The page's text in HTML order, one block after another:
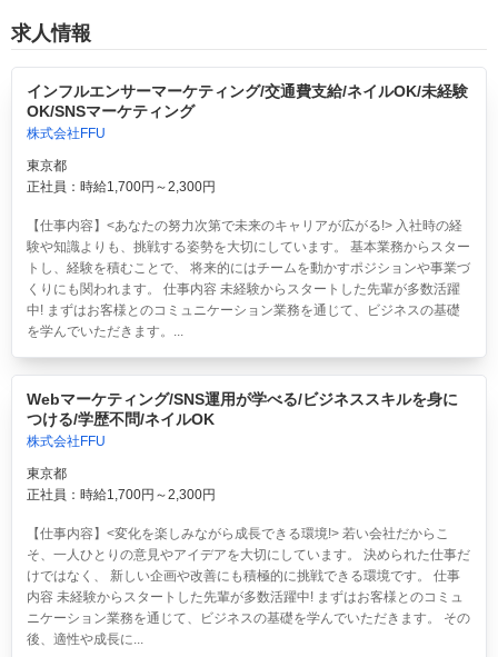
求人情報
インフルエンサーマーケティング/交通費支給/ネイルOK/未経験
OK/SNSマーケティング
株式会社FFU
東京都
正社員：時給1,700円～2,300円
【仕事内容】<あなたの努力次第で未来のキャリアが広がる!> 入社時の経
験や知識よりも、挑戦する姿勢を大切にしています。 基本業務からスター
トし、経験を積むことで、 将来的にはチームを動かすポジションや事業づ
くりにも関われます。 仕事内容 未経験からスタートした先輩が多数活躍
中! まずはお客様とのコミュニケーション業務を通じて、ビジネスの基礎
を学んでいただきます。...
Webマーケティング/SNS運用が学べる/ビジネススキルを身に
つける/学歴不問/ネイルOK
株式会社FFU
東京都
正社員：時給1,700円～2,300円
【仕事内容】<変化を楽しみながら成長できる環境!> 若い会社だからこ
そ、一人ひとりの意見やアイデアを大切にしています。 決められた仕事だ
けではなく、 新しい企画や改善にも積極的に挑戦できる環境です。 仕事
内容 未経験からスタートした先輩が多数活躍中! まずはお客様とのコミュ
ニケーション業務を通じて、ビジネスの基礎を学んでいただきます。 その
後、適性や成長に...